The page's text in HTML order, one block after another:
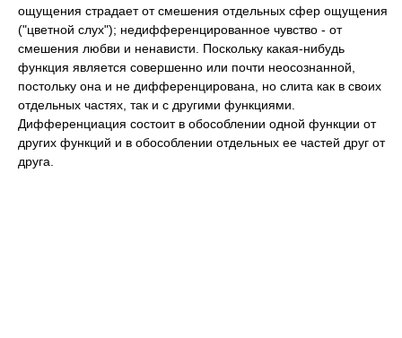
ощущения страдает от смешения отдельных сфер ощущения
("цветной слух"); недифференцированное чувство - от
смешения любви и ненависти. Поскольку какая-нибудь
функция является совершенно или почти неосознанной,
постольку она и не дифференцирована, но слита как в своих
отдельных частях, так и с другими функциями.
Дифференциация состоит в обособлении одной функции от
других функций и в обособлении отдельных ее частей друг от
друга.